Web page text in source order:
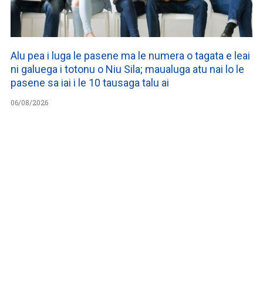
Alu pea i luga le pasene ma le numera o tagata e leai
ni galuega i totonu o Niu Sila; maualuga atu nai lo le
pasene sa iai i le 10 tausaga talu ai
06/08/2026